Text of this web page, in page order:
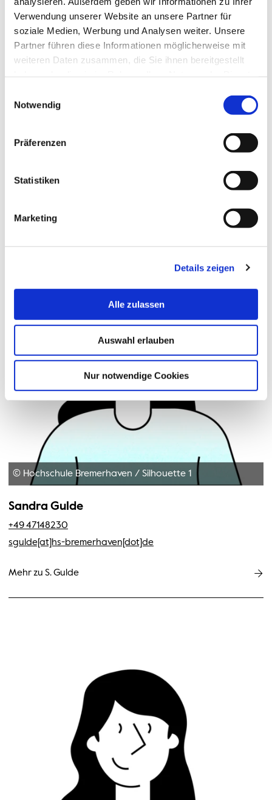
Verwendung unserer Website an unsere Partner für
soziale Medien, Werbung und Analysen weiter. Unsere
Partner führen diese Informationen möglicherweise mit
weiteren Daten zusammen, die Sie ihnen bereitgestellt
Notwendig
Präferenzen
Statistiken
Marketing
Details zeigen
Alle zulassen
Auswahl erlauben
Nur notwendige Cookies
Fragen rund um die Hochschule, das Studienangebot oder
auf der Suche nach einem bestimmten Ansprechpartner?
Ob persönlich, telefonisch oder per Email - wir helfen
gerne weiter.
gerne an
© Hochschule Bremerhaven / Silhouette 1
Sandra Gulde
+49 47148230
sgulde[at]hs-bremerhaven[dot]de
Mehr zu S. Gulde